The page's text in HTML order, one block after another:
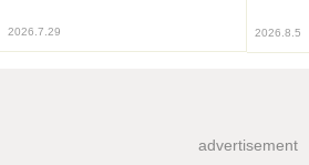
2026.7.29 2026.8.5
advertisement